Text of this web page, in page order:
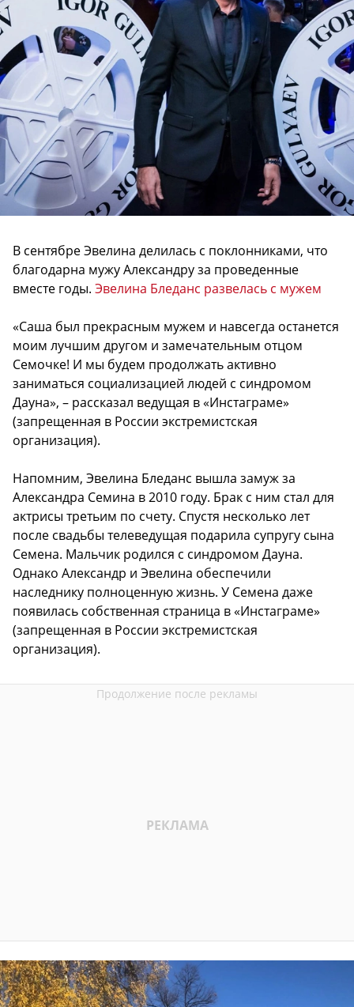
В сентябре Эвелина делилась с поклонниками, что
благодарна мужу Александру за проведенные
вместе годы. Эвелина Бледанс развелась с мужем
«Саша был прекрасным мужем и навсегда останется
моим лучшим другом и замечательным отцом
Семочке! И мы будем продолжать активно
заниматься социализацией людей с синдромом
Дауна», – рассказал ведущая в «Инстаграме»
(запрещенная в России экстремистская
организация).
Напомним, Эвелина Бледанс вышла замуж за
Александра Семина в 2010 году. Брак с ним стал для
актрисы третьим по счету. Спустя несколько лет
после свадьбы телеведущая подарила супругу сына
Семена. Мальчик родился с синдромом Дауна.
Однако Александр и Эвелина обеспечили
наследнику полноценную жизнь. У Семена даже
появилась собственная страница в «Инстаграме»
(запрещенная в России экстремистская
организация).